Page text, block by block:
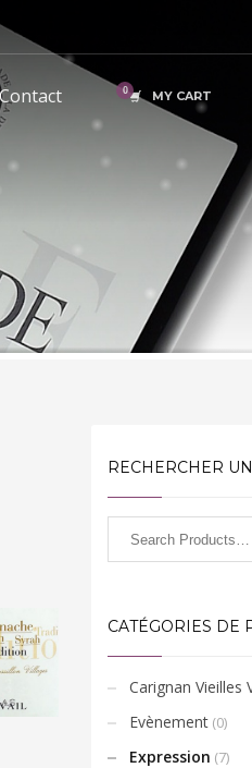
Contact MY CART
RECHERCHER
CATÉGORIES DE
Carignan Vieilles
Evènement (0)
Expression (7)